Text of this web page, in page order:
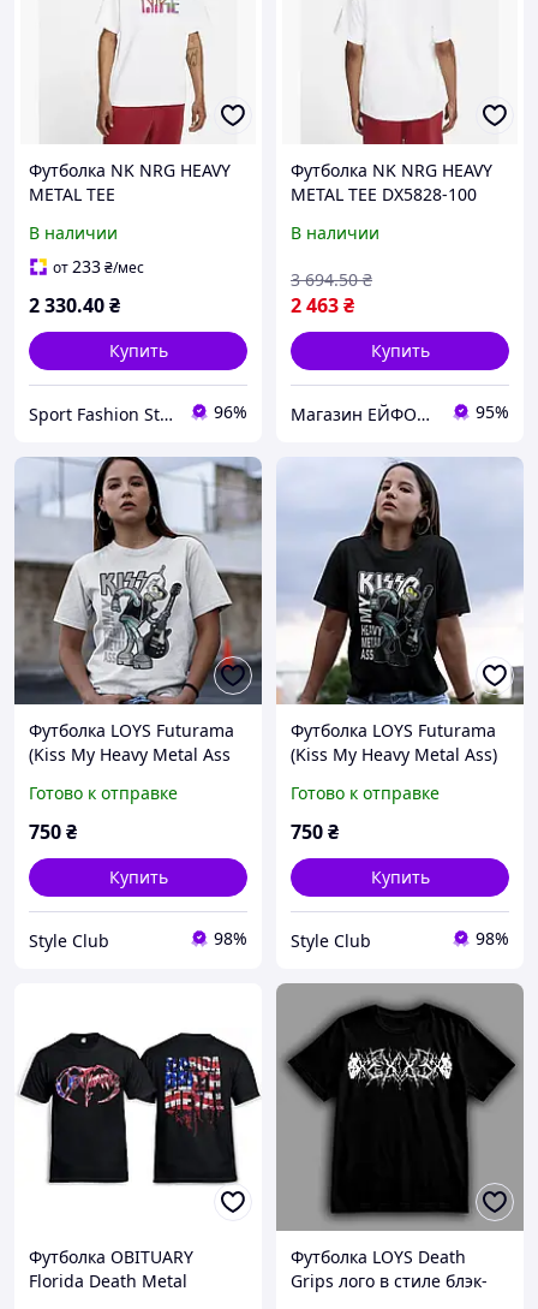
Футболка NK NRG HEAVY
METAL TEE
В наличии
от233₴/мес
2 330.40₴
Купить
Sport Fashion Store 96%
Футболка NK NRG HEAVY
METAL TEE DX5828-100
В наличии
2 463₴
3 694.50 ₴
Купить
Магазин ЕЙФОРІЯ 95%
Футболка LOYS Futurama
(Kiss My Heavy Metal Ass
Готово к отправке
750₴
Купить
Style Club 98%
Футболка LOYS Futurama
(Kiss My Heavy Metal Ass)
Готово к отправке
750₴
Купить
Style Club 98%
Футболка OBITUARY
Florida Death Metal
Футболка LOYS Death
Grips лого в стиле блэк-